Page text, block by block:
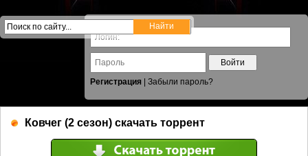
Войти
Регистрация
Забыли пароль?
Ковчег (2 сезон) скачать торрент